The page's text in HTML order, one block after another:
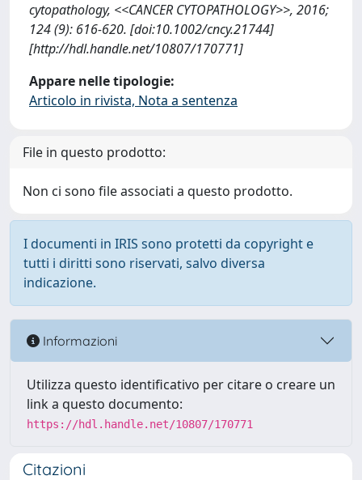
cytopathology, <<CANCER CYTOPATHOLOGY>>, 2016;
124 (9): 616-620. [doi:10.1002/cncy.21744]
[http://hdl.handle.net/10807/170771]
Appare nelle tipologie:
Articolo in rivista, Nota a sentenza
File in questo prodotto:
Non ci sono file associati a questo prodotto.
I documenti in IRIS sono protetti da copyright e
tutti i diritti sono riservati, salvo diversa
indicazione.
Informazioni
Utilizza questo identificativo per citare o creare un
link a questo documento:
https://hdl.handle.net/10807/170771
Citazioni